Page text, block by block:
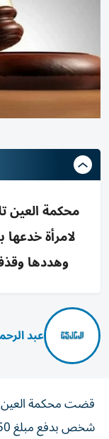
وهددها
عبد
قضت محكمة العين